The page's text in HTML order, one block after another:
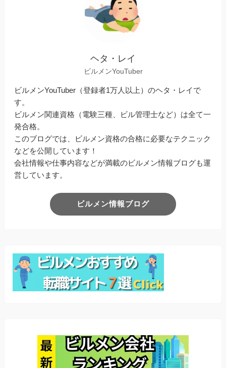
ヘタ・レイ
ビルメンYouTuber
ビルメンYouTuber（登録者1万人以上）のヘタ・レイで
す。
ビルメン関連資格（電験三種、ビル管理士など）は全て一
発合格。
このブログでは、ビルメン資格の合格に必要なテクニック
などを公開しています！
会社情報や仕事内容などが満載のビルメン情報ブログも運
営しています。
ビルメン情報ブログ